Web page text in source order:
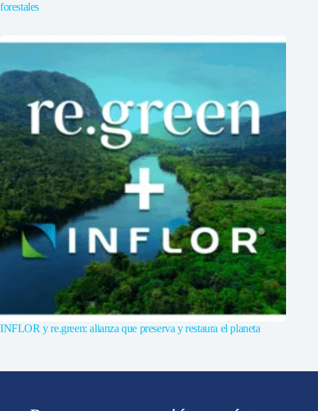
forestales
INFLOR y re.green: alianza que preserva y restaura el planeta